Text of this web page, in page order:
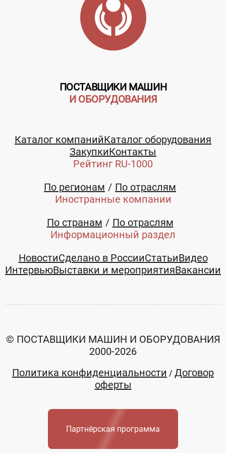
+7 (495) 5405810
Цена не
Риф, ООО
область
+7 (495)
ПОСТАВЩИКИ МАШИН
И ОБОРУДОВАНИЯ
Каталог компанийКаталог оборудования
ЗакупкиКонтакты
Рейтинг RU-1000
По регионам
По отраслям
Иностранные компании
По странам
По отраслям
Информационный раздел
НовостиСделано в РоссииСтатьиВидео
ИнтервьюВыставки и мероприятияВакансии
© ПОСТАВЩИКИ МАШИН И ОБОРУДОВАНИЯ
2000-2026
Политика конфиденциальности / Договор
оферты
Партнёрская программа